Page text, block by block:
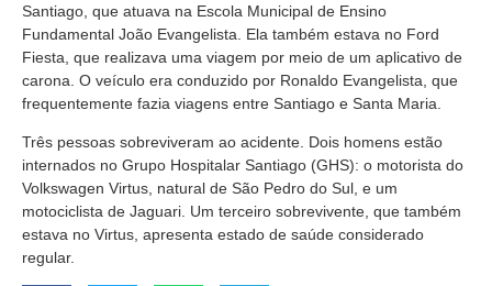
Santiago, que atuava na Escola Municipal de Ensino
Fundamental João Evangelista. Ela também estava no Ford
Fiesta, que realizava uma viagem por meio de um aplicativo de
carona. O veículo era conduzido por Ronaldo Evangelista, que
frequentemente fazia viagens entre Santiago e Santa Maria.
Três pessoas sobreviveram ao acidente. Dois homens estão
internados no Grupo Hospitalar Santiago (GHS): o motorista do
Volkswagen Virtus, natural de São Pedro do Sul, e um
motociclista de Jaguari. Um terceiro sobrevivente, que também
estava no Virtus, apresenta estado de saúde considerado
regular.